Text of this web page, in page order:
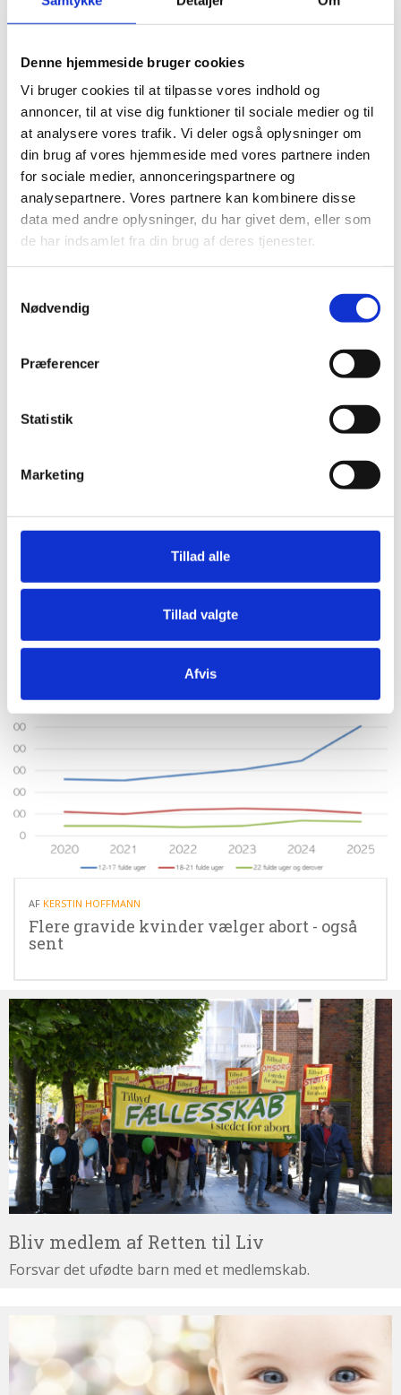
Denne hjemmeside bruger cookies
Vi bruger cookies til at tilpasse vores indhold og
annoncer, til at vise dig funktioner til sociale medier og til
at analysere vores trafik. Vi deler også oplysninger om
din brug af vores hjemmeside med vores partnere inden
for sociale medier, annonceringspartnere og
analysepartnere. Vores partnere kan kombinere disse
data med andre oplysninger, du har givet dem, eller som
de har indsamlet fra din brug af deres tjenester.
Nødvendig
Præferencer
Statistik
Marketing
Tillad alle
Tillad valgte
Afvis
10.06.26
Retten til Livs ungdomsarbejde vokser
22.05.26
AFKERSTIN HOFFMANN
Samtaler der rykker i Esbjerg
AF KERSTIN HOFFMANN
Flere gravide kvinder vælger abort - også
sent
Bliv
medlem
af
Retten
til
Liv
Bliv medlem af Retten til Liv
Forsvar det ufødte barn med et medlemskab.
Retten
til
Liv